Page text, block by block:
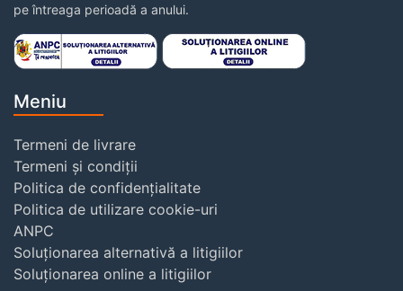
pe întreaga perioadă a anului.
Meniu
Termeni de livrare
Termeni și condiții
Politica de confidențialitate
Politica de utilizare cookie-uri
ANPC
Soluționarea alternativă a litigiilor
Soluționarea online a litigiilor